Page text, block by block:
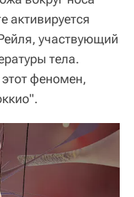
активируется
участвующий
тела.
феномен,